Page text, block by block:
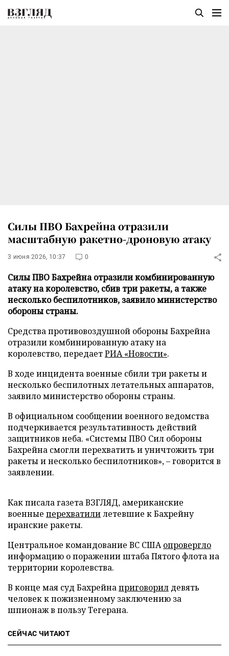
Силы ПВО Бахрейна отразили
масштабную ракетно-дроновую атаку
3 июня 2026, 10:37 0
Силы ПВО Бахрейна отразили комбинированную
атаку на королевство, сбив три ракеты, а также
несколько беспилотников, заявило министерство
обороны страны.
Средства противовоздушной обороны Бахрейна
отразили комбинированную атаку на
королевство, передаетРИА «Новости».
В ходе инцидента военные сбили три ракеты и
несколько беспилотных летательных аппаратов,
заявило министерство обороны страны.
В официальном сообщении военного ведомства
подчеркивается результативность действий
защитников неба. «Системы ПВО Сил обороны
Бахрейна смогли перехватить и уничтожить три
ракеты и несколько беспилотников», – говорится в
заявлении.
Как писала газета ВЗГЛЯД, американские
военные перехватилилетевшие к Бахрейну
иранские ракеты.
Центральное командование ВС СШАопровергло
информацию о поражении штаба Пятого флота на
территории королевства.
В конце мая суд Бахрейнаприговорил девять
человек к пожизненному заключению за
шпионаж в пользу Тегерана.
СЕЙЧАС ЧИТАЮТ